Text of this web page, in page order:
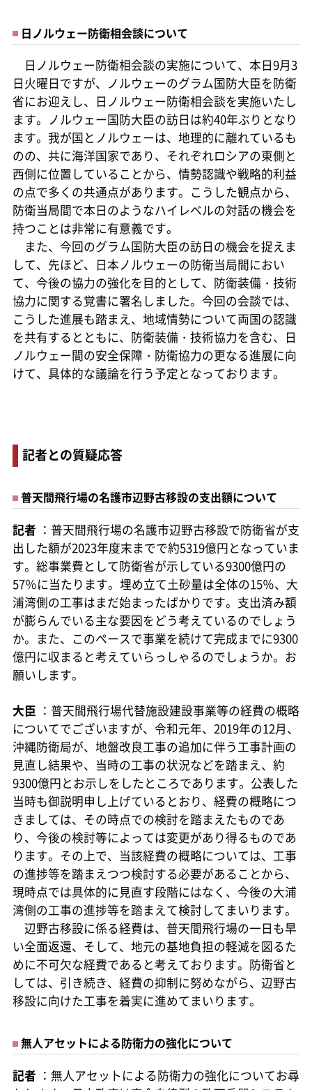
日ノルウェー防衛相会談について
日ノルウェー防衛相会談の実施について、本日9月3
日火曜日ですが、ノルウェーのグラム国防大臣を防衛
省にお迎えし、日ノルウェー防衛相会談を実施いたし
ます。ノルウェー国防大臣の訪日は約40年ぶりとなり
ます。我が国とノルウェーは、地理的に離れているも
のの、共に海洋国家であり、それぞれロシアの東側と
西側に位置していることから、情勢認識や戦略的利益
の点で多くの共通点があります。こうした観点から、
防衛当局間で本日のようなハイレベルの対話の機会を
持つことは非常に有意義です。
また、今回のグラム国防大臣の訪日の機会を捉えま
して、先ほど、日本ノルウェーの防衛当局間におい
て、今後の協力の強化を目的として、防衛装備・技術
協力に関する覚書に署名しました。今回の会談では、
こうした進展も踏まえ、地域情勢について両国の認識
を共有するとともに、防衛装備・技術協力を含む、日
ノルウェー間の安全保障・防衛協力の更なる進展に向
けて、具体的な議論を行う予定となっております。
記者との質疑応答
普天間飛行場の名護市辺野古移設の支出額について
記者 ：普天間飛行場の名護市辺野古移設で防衛省が支
出した額が2023年度末までで約5319億円となっていま
す。総事業費として防衛省が示している9300億円の
57％に当たります。埋め立て土砂量は全体の15％、大
浦湾側の工事はまだ始まったばかりです。支出済み額
が膨らんでいる主な要因をどう考えているのでしょう
か。また、このペースで事業を続けて完成までに9300
億円に収まると考えていらっしゃるのでしょうか。お
願いします。
大臣 ：普天間飛行場代替施設建設事業等の経費の概略
についてでございますが、令和元年、2019年の12月、
沖縄防衛局が、地盤改良工事の追加に伴う工事計画の
見直し結果や、当時の工事の状況などを踏まえ、約
9300億円とお示しをしたところであります。公表した
当時も御説明申し上げているとおり、経費の概略につ
きましては、その時点での検討を踏まえたものであ
り、今後の検討等によっては変更があり得るものであ
ります。その上で、当該経費の概略については、工事
の進捗等を踏まえつつ検討する必要があることから、
現時点では具体的に見直す段階にはなく、今後の大浦
湾側の工事の進捗等を踏まえて検討してまいります。
辺野古移設に係る経費は、普天間飛行場の一日も早
い全面返還、そして、地元の基地負担の軽減を図るた
めに不可欠な経費であると考えております。防衛省と
しては、引き続き、経費の抑制に努めながら、辺野古
移設に向けた工事を着実に進めてまいります。
無人アセットによる防衛力の強化について
記者 ：無人アセットによる防衛力の強化についてお尋